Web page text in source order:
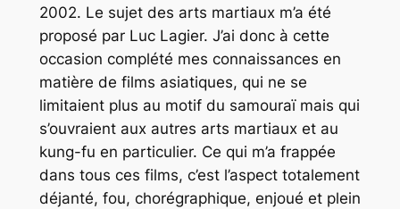
2002. Le sujet des arts martiaux m’a été
proposé par Luc Lagier. J’ai donc à cette
occasion complété mes connaissances en
matière de films asiatiques, qui ne se
limitaient plus au motif du samouraï mais qui
s’ouvraient aux autres arts martiaux et au
kung-fu en particulier. Ce qui m’a frappée
dans tous ces films, c’est l’aspect totalement
déjanté, fou, chorégraphique, enjoué et plein